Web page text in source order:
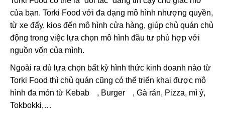
của bạn. Torki Food với đa dạng mô hình nhượng quyền,
từ xe đẩy, kios đến mô hình cửa hàng, giúp chủ quán chủ
động trong việc lựa chọn mô hình đầu tư phù hợp với
nguồn vốn của mình.
Ngoài ra dù lựa chọn bất kỳ hình thức kinh doanh nào từ
Torki Food thì chủ quán cũng có thể triển khai được mô
hình đa món từ Kebab , Burger
, Gà rán, Pizza, mì ý,
Tokbokki,…